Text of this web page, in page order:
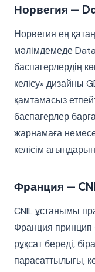
Норвегия —
Норвегия ең
мәлімдемеде
баспагерлердің
келісу» дизайны
қамтамасыз
баспагерлер
жарнамаға
келісім
Франция —
CNIL ұстанымы
Франция принцип
рұқсат береді,
парасаттылығы,